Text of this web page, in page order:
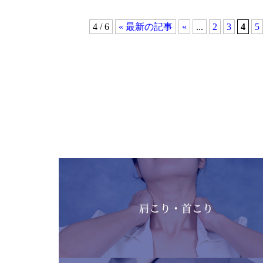
4 / 6 « 最新の記事 « ... 2 3 4 5